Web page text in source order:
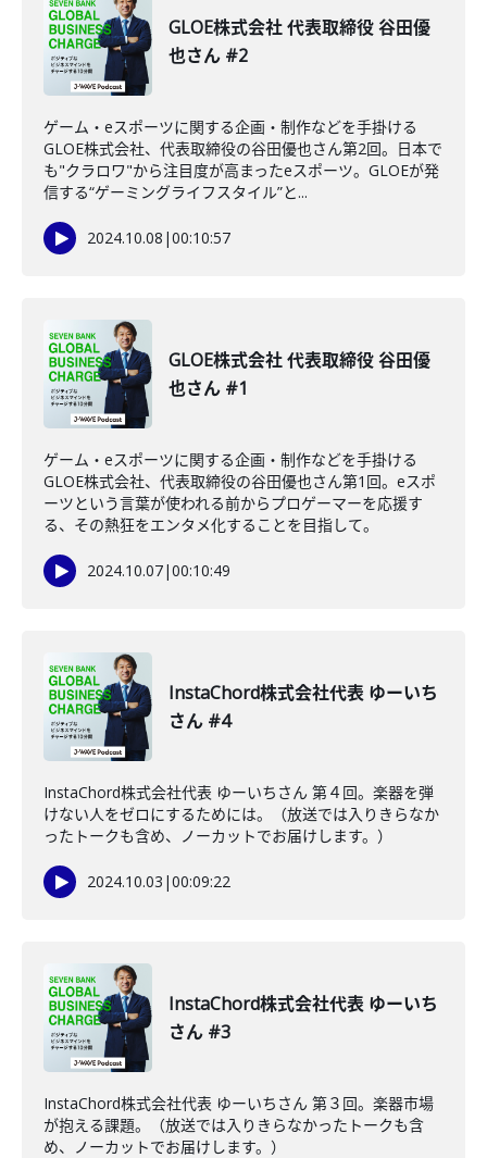
GLOE株式会社 代表取締役 谷田優
也さん #2
ゲーム・eスポーツに関する企画・制作などを手掛ける
GLOE株式会社、代表取締役の谷田優也さん第2回。日本で
も"クラロワ"から注目度が高まったeスポーツ。GLOEが発
信する“ゲーミングライフスタイル”と...
2024.10.08 |00:10:57
GLOE株式会社 代表取締役 谷田優
也さん #1
ゲーム・eスポーツに関する企画・制作などを手掛ける
GLOE株式会社、代表取締役の谷田優也さん第1回。eスポ
ーツという言葉が使われる前からプロゲーマーを応援す
る、その熱狂をエンタメ化することを目指して。
2024.10.07|00:10:49
InstaChord株式会社代表 ゆーいち
さん #4
InstaChord株式会社代表 ゆーいちさん 第４回。楽器を弾
けない人をゼロにするためには。（放送では入りきらなか
ったトークも含め、ノーカットでお届けします。）
2024.10.03 |00:09:22
InstaChord株式会社代表 ゆーいち
さん #3
InstaChord株式会社代表 ゆーいちさん 第３回。楽器市場
が抱える課題。（放送では入りきらなかったトークも含
め、ノーカットでお届けします。）